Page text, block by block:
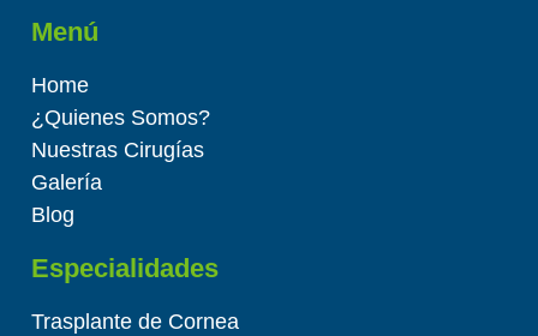
Menú
Home
¿Quienes Somos?
Nuestras Cirugías
Galería
Blog
Especialidades
Trasplante de Cornea